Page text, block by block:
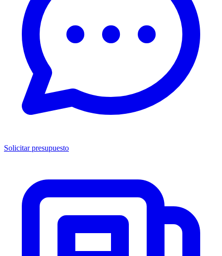
Solicitar presupuesto